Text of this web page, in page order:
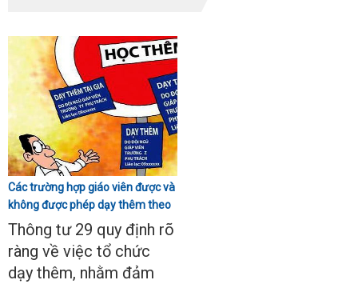
Các trường hợp giáo viên được và
không được phép dạy thêm theo
Thông tư 29
Thông tư 29 quy định rõ
ràng về việc tổ chức
dạy thêm, nhằm đảm